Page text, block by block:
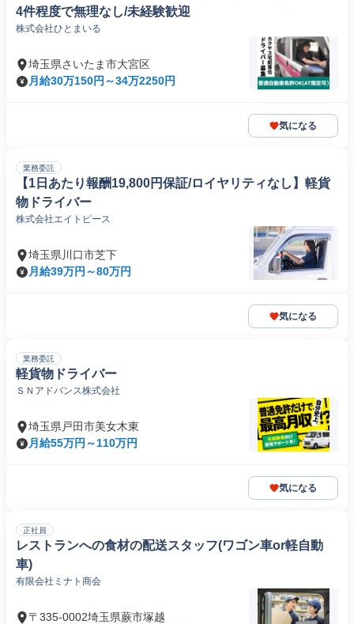
4件程度で無理なし/未経験歓迎
株式会社ひとまいる
埼玉県さいたま市大宮区
月給30万150円～34万2250円
気になる
業務委託
【1日あたり報酬19,800円保証/ロイヤリティなし】軽貨
物ドライバー
株式会社エイトピース
埼玉県川口市芝下
月給39万円～80万円
気になる
業務委託
軽貨物ドライバー
ＳＮアドバンス株式会社
埼玉県戸田市美女木東
月給55万円～110万円
気になる
正社員
レストランへの食材の配送スタッフ(ワゴン車or軽自動
車)
有限会社ミナト商会
〒335-0002埼玉県蕨市塚越